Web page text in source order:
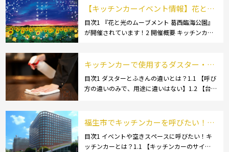
【キッチンカーイベント情報】花と光
のムーブメント 葛西臨海公園が開催さ
れています！
目次1 『花と光のムーブメント 葛西臨海公園』
が開催されています！2 開催概要 キッチンカー
ルメイベントが催されています。 開業前にキ
キッチンカーで使用するダスター・ふ
きんの選び方とは？おすすめ商品3選
も紹介！
目次1 ダスターとふきんの違いとは？1.1 【呼び
方の違いのみで、用途に違いはない】1.2 【台
特徴2.1 【綿】2.2 【マイクロ […]
福生市でキッチンカーを呼びたい！派
遣してもらうにはどうすれば良いの？
依頼の流れや人気メニューを解説
目次1 イベントや空きスペースに呼びたい！キ
ッチンカーとは？1.1 【キッチンカーのサイ